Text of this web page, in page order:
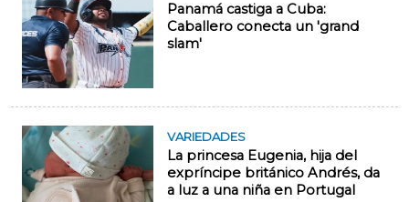
Panamá castiga a Cuba:
Caballero conecta un 'grand
slam'
VARIEDADES
La princesa Eugenia, hija del
expríncipe británico Andrés, da
a luz a una niña en Portugal